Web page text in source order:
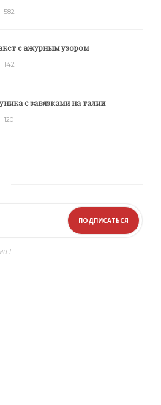
582
с ажурным узором
142
с завязками на талии
120
!